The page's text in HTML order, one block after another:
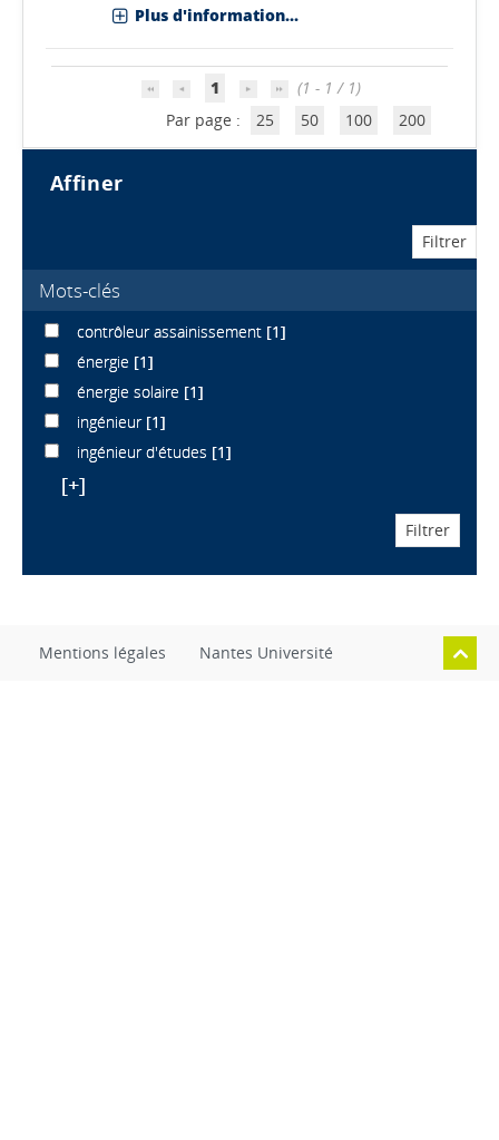
Plus d'information...
1
(1 - 1 / 1)
Par page :
25 50 100 200
affiner
Mots-clés
contrôleur assainissement [1]
énergie [1]
énergie solaire [1]
ingénieur [1]
ingénieur d'études [1]
[+]
Mentions légales Nantes Université